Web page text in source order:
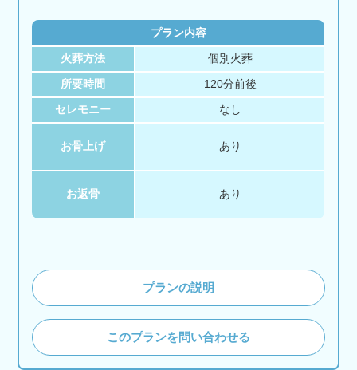
プラン内容
火葬方法 個別火葬
所要時間 120分前後
セレモニー なし
お骨上げ あり
お返骨 あり
プランの説明
このプランを問い合わせる